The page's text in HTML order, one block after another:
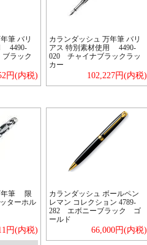
筆 バリ
4490-
ラック
円(内税)
カランダッシュ 万年筆 バリ
アス 特別素材使用 4490-
020 チャイナブラックラッ
カー
102,227円(内税)
年筆 限
ターホル
円(内税)
カランダッシュ ボールペン
レマン コレクション 4789-
282 エボニーブラック ゴ
ールド
66,000円(内税)